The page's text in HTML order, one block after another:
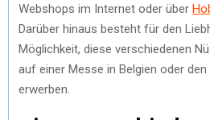
Webshops im Internet oder über
Darüber hinaus besteht für den
Möglichkeit, diese verschiedenen
auf einer Messe in Belgien oder den
erwerben.